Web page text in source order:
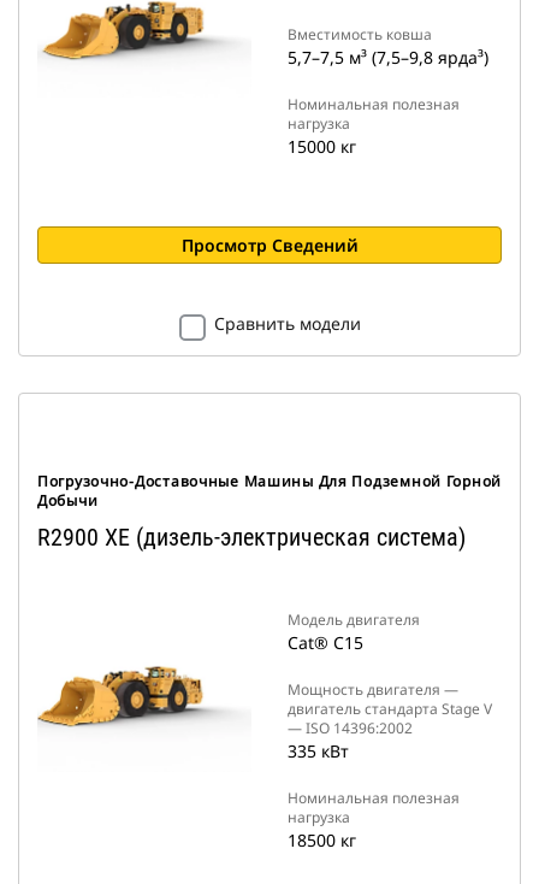
Вместимость ковша
5,7–7,5 м³ (7,5–9,8 ярда³)
Номинальная полезная
нагрузка
15000 кг
Просмотр Сведений
Сравнить модели
Погрузочно-Доставочные Машины Для Подземной Горной
Добычи
R2900 XE (дизель-электрическая система)
Модель двигателя
Cat® C15
Мощность двигателя —
двигатель стандарта Stage V
— ISO 14396:2002
335 кВт
Номинальная полезная
нагрузка
18500 кг